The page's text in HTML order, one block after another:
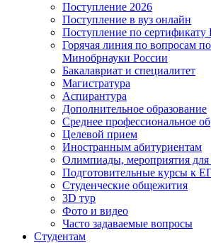
Поступление 2026
Поступление в вуз онлайн
Поступление по
Горячая линия по вопросам
Минобрнауки России
Бакалавриат и специалитет
Магистратура
Аспирантура
Дополнительное образование
Среднее профессиональное
Целевой прием
Иностранным абитуриентам
Олимпиады, мероприятия для
Подготовительные курсы к
Студенческие общежития
3D тур
Фото и видео
Часто задаваемые вопросы
Студентам